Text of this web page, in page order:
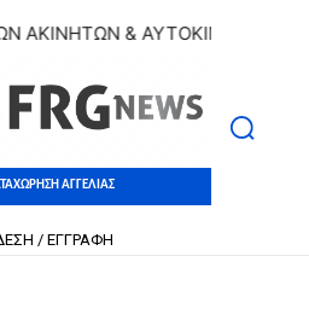
& ΑΥΤΟΚΙΝΗΤΩΝ |
ΑΓΓΕΛΙΑΣ
/ ΕΓΓΡΑΦΗ